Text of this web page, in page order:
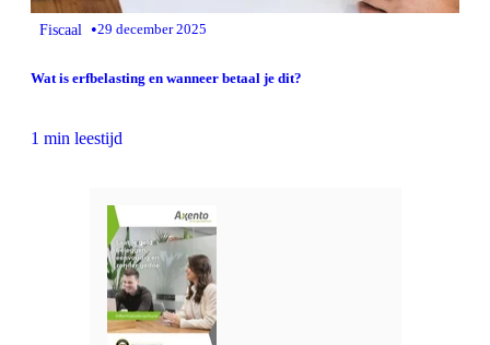
Fiscaal •29 december 2025
Wat is erfbelasting en wanneer betaal je dit?
1 min leestijd